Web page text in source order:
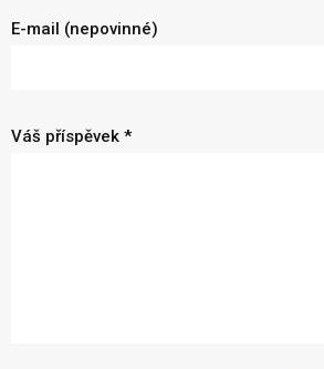
E-mail (nepovinné)
Váš příspěvek *